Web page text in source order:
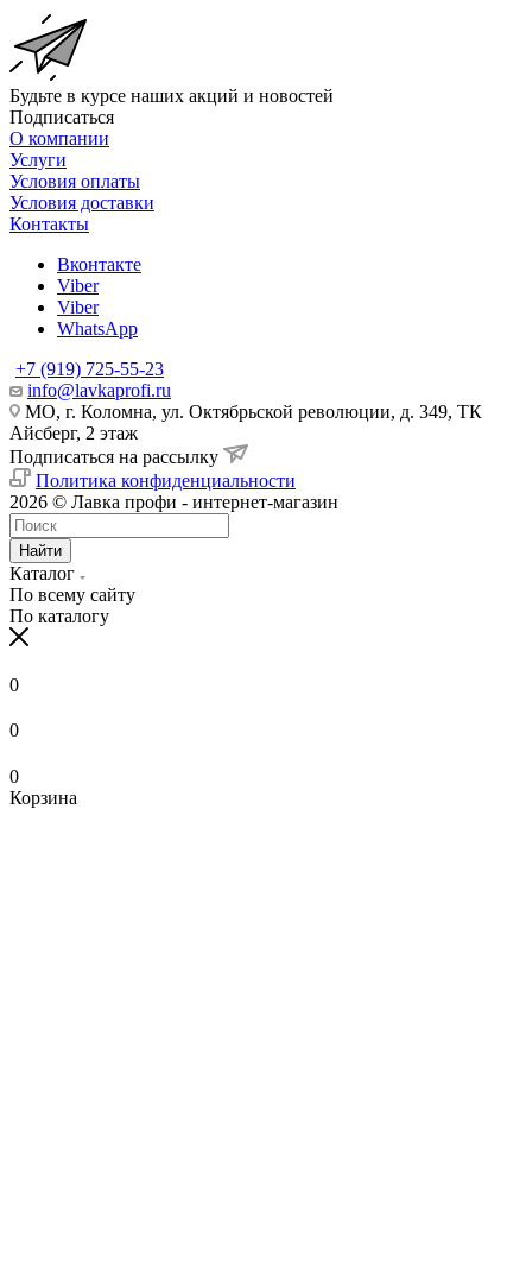
Будьте в курсе наших акций и новостей
Подписаться
О компании
Услуги
Условия оплаты
Условия доставки
Контакты
Вконтакте
Viber
Viber
WhatsApp
+7 (919) 725-55-23
info@lavkaprofi.ru
МО, г. Коломна, ул. Октябрьской революции, д. 349, ТК
Айсберг, 2 этаж
Подписаться на рассылку
Политика конфиденциальности
2026 © Лавка профи - интернет-магазин
Найти
Каталог
По всему сайту
По каталогу
0
0
0
Корзина